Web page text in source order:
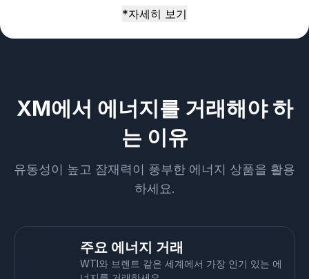
*자세히 보기
XM에서 에너지를 거래해야 하
는 이유
유동성이 높고 잠재력이 풍부한 에너지 상품을 활용
하세요.
주요 에너지 거래
WTI와 브렌트 같은 세계에서 가장 인기 있는 에